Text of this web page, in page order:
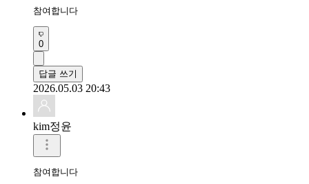
참여합니다
0
답글 쓰기
2026.05.03 20:43
kim정윤
참여합니다